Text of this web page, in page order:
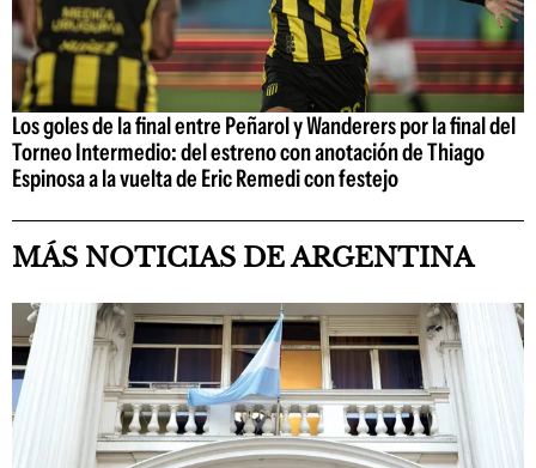
Los goles de la final entre Peñarol y Wanderers por la final del
Torneo Intermedio: del estreno con anotación de Thiago
Espinosa a la vuelta de Eric Remedi con festejo
MÁS NOTICIAS DE ARGENTINA